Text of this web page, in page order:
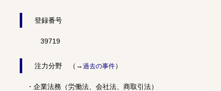
登録番号
39719
注力分野 （→ 過去の事件）
・企業法務（労働法、会社法、商取引法）